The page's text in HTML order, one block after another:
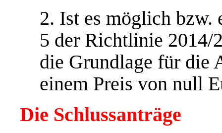
2. Ist es möglich
5 der Richtlinie 2014/
die Grundlage für die
einem Preis von null
Die Schlussanträge